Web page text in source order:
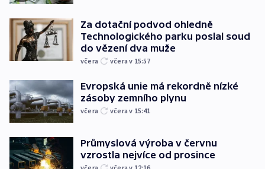
Za dotační podvod ohledně
Technologického parku poslal soud
do vězení dva muže
včera včera v 15:57
Evropská unie má rekordně nízké
zásoby zemního plynu
včera včera v 15:41
Průmyslová výroba v červnu
vzrostla nejvíce od prosince